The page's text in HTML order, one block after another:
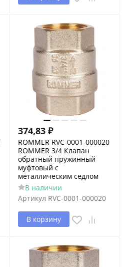
374,83 ₽
ROMMER RVC-0001-000020
ROMMER 3/4 Клапан
обратный пружинный
муфтовый с
металлическим седлом
В наличии
Артикул RVC-0001-000020
В корзину